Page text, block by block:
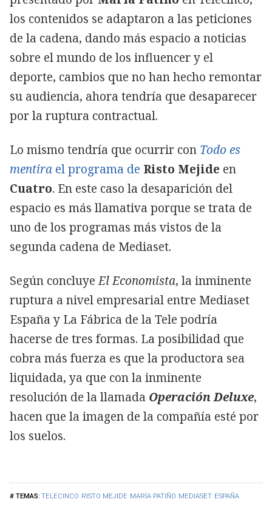
TELECINCO RISTO MEJIDE MARÍA PATIÑO MEDIASET ESPAÑA
los contenidos se adaptaron a las peticiones
de la cadena, dando más espacio a noticias
sobre el mundo de los influencer y el
deporte, cambios que no han hecho remontar
su audiencia, ahora tendría que desaparecer
por la ruptura contractual.
Lo mismo tendría que ocurrir con Todo es
mentira el programa de Risto Mejide en
Cuatro. En este caso la desaparición del
espacio es más llamativa porque se trata de
uno de los programas más vistos de la
segunda cadena de Mediaset.
Según concluyeEl Economista, la inminente
ruptura a nivel empresarial entre Mediaset
España y La Fábrica de la Tele podría
hacerse de tres formas. La posibilidad que
cobra más fuerza es que la productora sea
liquidada, ya que con la inminente
resolución de la llamada Operación Deluxe,
hacen que la imagen de la compañía esté por
los suelos.